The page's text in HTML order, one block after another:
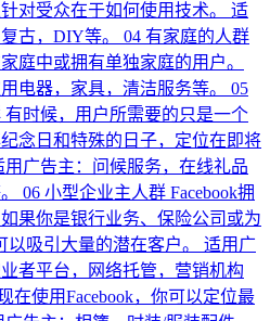
对受众在于如何使用技术。 适
古，DIY等。 04 有家庭的人群
庭中或拥有单独家庭的用户。
电器，家具，清洁服务等。 05
时候，用户所需要的只是一个
念日和特殊的日子，定位在即将
广告主：问候服务，在线礼品
06 小型企业主人群 Facebook拥
果你是银行业务、保险公司或为
以吸引大量的潜在客户。 适用广
者平台，网络托管，营销机构
在使用Facebook，你可以定位最